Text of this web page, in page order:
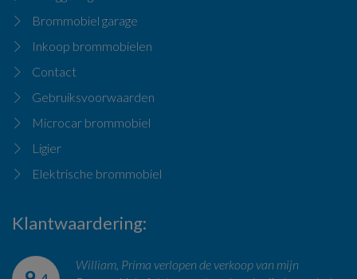
Brommobiel garage
Inkoop brommobielen
Contact
Gebruiksvoorwaarden
Microcar brommobiel
Ligier
Elektrische brommobiel
Klantwaardering
William, Prima verlopen de verkoop van mijn